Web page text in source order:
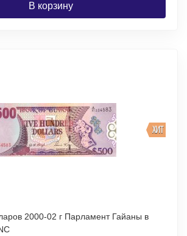
В корзину
ХИТ
г Парламент Гайаны в
UNC